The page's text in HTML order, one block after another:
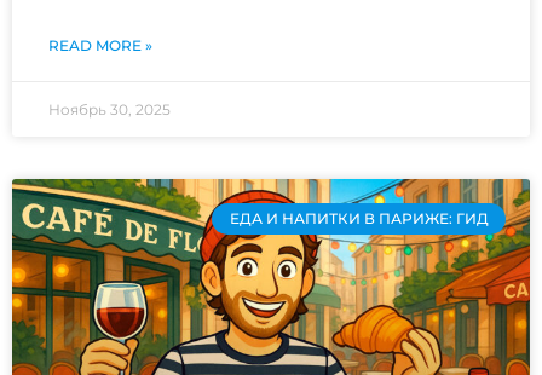
READ MORE »
Ноябрь 30, 2025
ЕДА И НАПИТКИ В ПАРИЖЕ: ГИД